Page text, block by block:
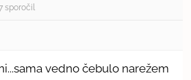
sporočil
vedno čebulo narežem